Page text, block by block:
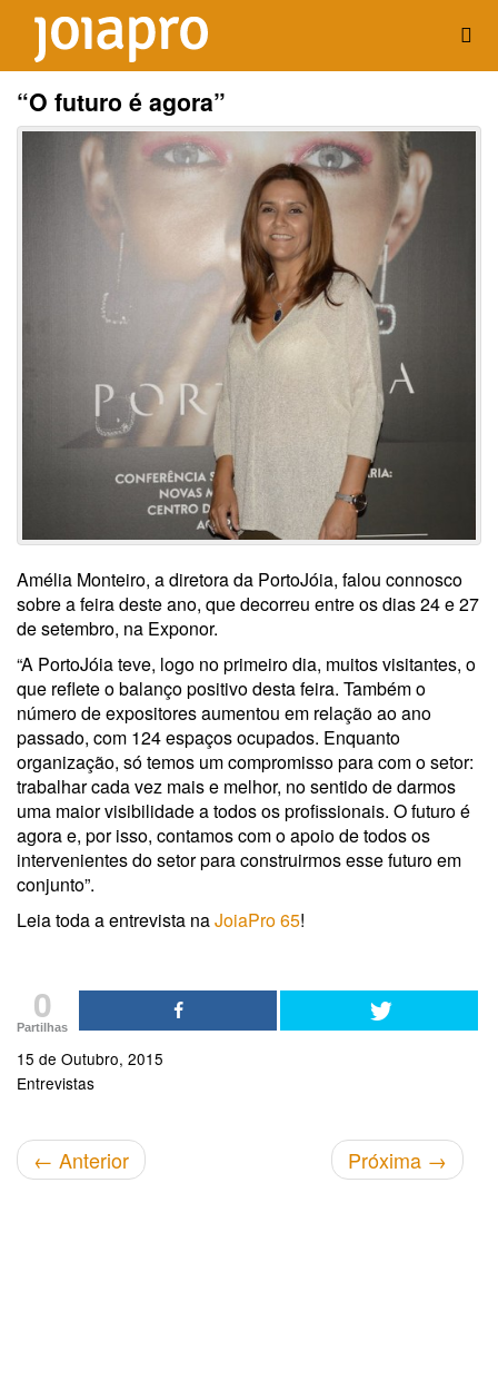
“O futuro é agora”
Amélia Monteiro, a diretora da PortoJóia, falou connosco
sobre a feira deste ano, que decorreu entre os dias 24 e 27
de setembro, na Exponor.
“A PortoJóia teve, logo no primeiro dia, muitos visitantes, o
que reflete o balanço positivo desta feira. Também o
número de expositores aumentou em relação ao ano
passado, com 124 espaços ocupados. Enquanto
organização, só temos um compromisso para com o setor:
trabalhar cada vez mais e melhor, no sentido de darmos
uma maior visibilidade a todos os profissionais. O futuro é
agora e, por isso, contamos com o apoio de todos os
intervenientes do setor para construirmos esse futuro em
conjunto”.
Leia toda a entrevista naJoiaPro 65!
0
Partilhas
15 de Outubro, 2015
Entrevistas
← Anterior Próxima →